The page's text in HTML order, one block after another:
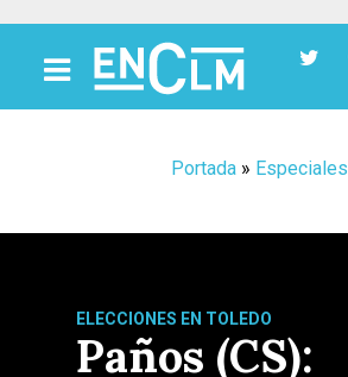
Portada» Especiales
ELECCIONES EN TOLEDO
Paños (CS):